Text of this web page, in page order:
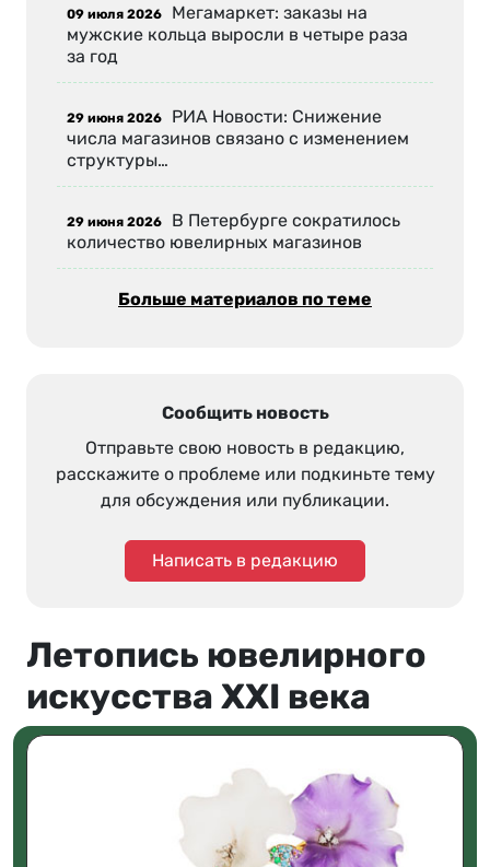
09 июля 2026 Мегамаркет: заказы на
мужские кольца выросли в четыре раза
за год
29 июня 2026 РИА Новости: Снижение
числа магазинов связано с изменением
структуры…
29 июня 2026 В Петербурге сократилось
количество ювелирных магазинов
Больше материалов по теме
Сообщить новость
Отправьте свою новость в редакцию,
расскажите о проблеме или подкиньте тему
для обсуждения или публикации.
Написать в редакцию
Летопись ювелирного
искусства XXI века